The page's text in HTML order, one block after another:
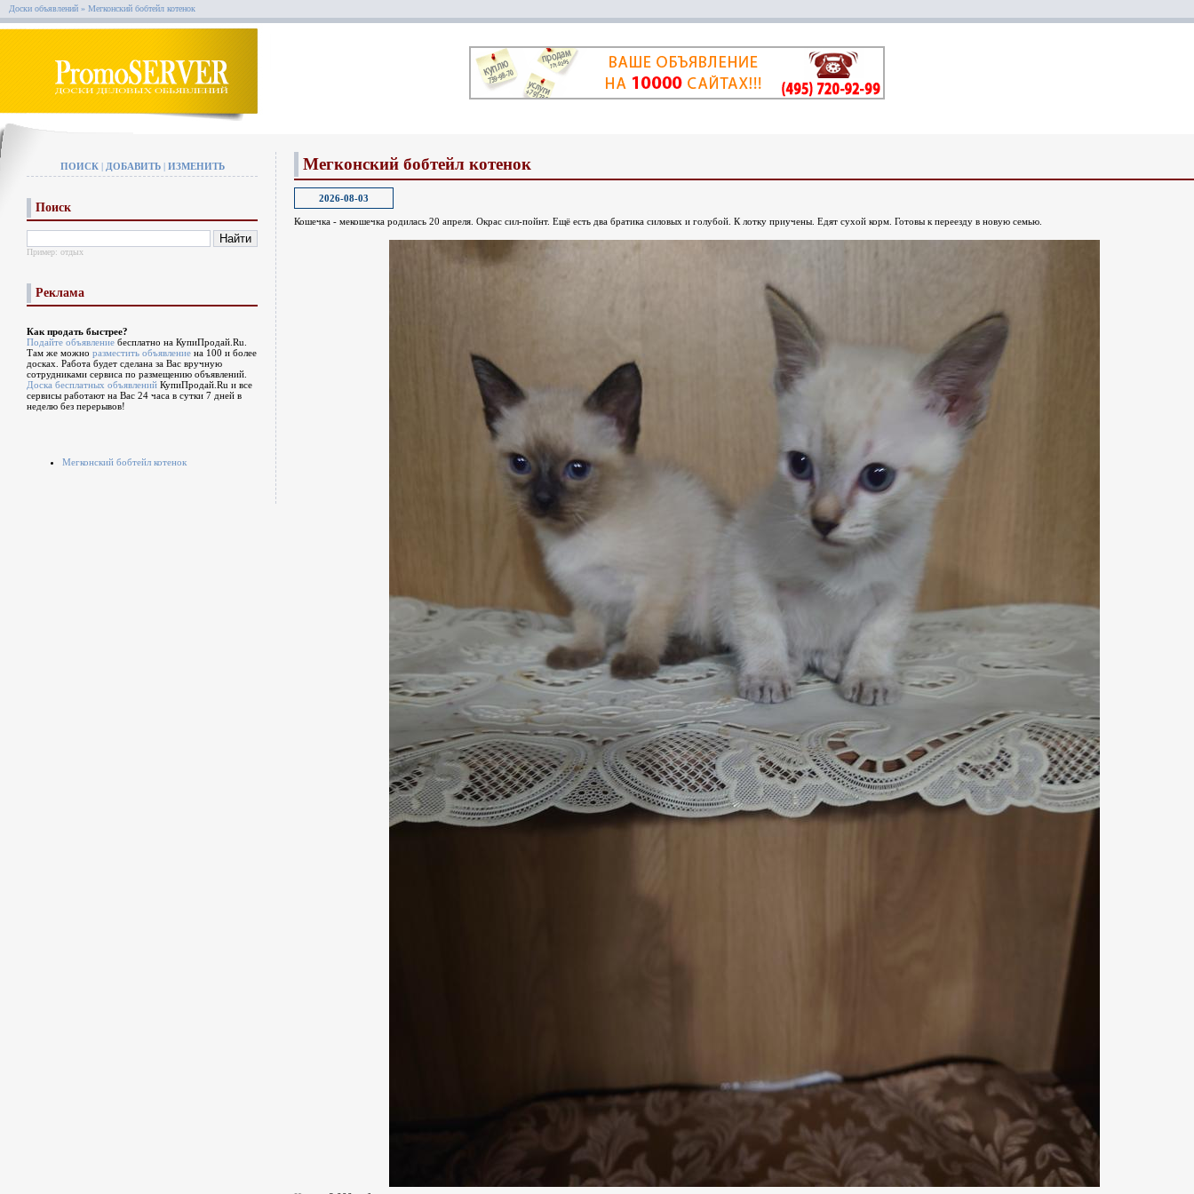
Доски объявлений » Мегконский бобтейл котенок
ПОИСК| ДОБАВИТЬ| ИЗМЕНИТЬ
Поиск
Пример: отдых
Реклама
Как продать быстрее?
Подайте объявление бесплатно на КупиПродай.Ru.
Там же можно разместить объявление на 100 и более
досках. Работа будет сделана за Вас вручную
сотрудниками сервиса по размещению объявлений.
Доска бесплатных объявлений КупиПродай.Ru и все
сервисы работают на Вас 24 часа в сутки 7 дней в
неделю без перерывов!
Мегконский бобтейл котенок
Мегконский бобтейл котенок
2026-08-03
Кошечка - мекошечка родилась 20 апреля. Окрас сил-пойнт. Ещё есть два братика силовых и голубой. К лотку приучены. Едят сухой корм. Готовы к переезду в новую семью.